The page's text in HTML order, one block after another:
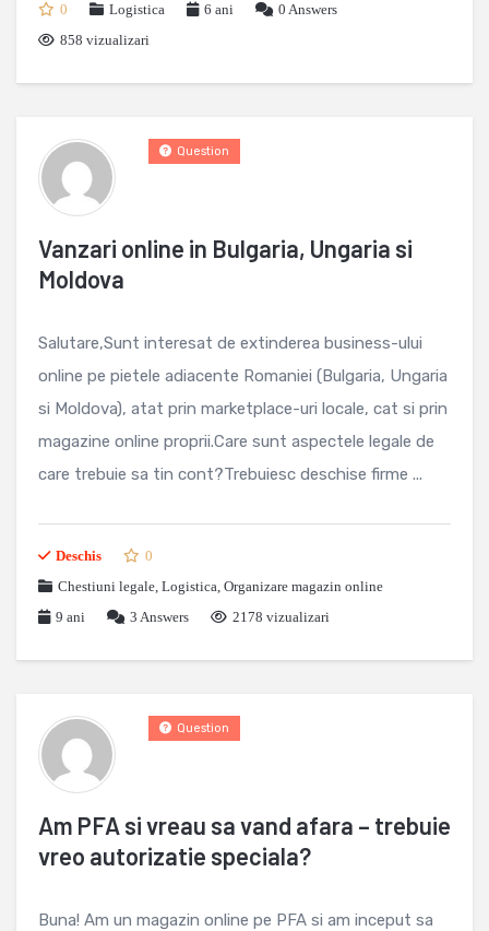
0 Logistica 6 ani 0 Answers
858 vizualizari
Vanzari online in Bulgaria, Ungaria si
Moldova
Question
Salutare,Sunt interesat de extinderea business-ului
online pe pietele adiacente Romaniei (Bulgaria, Ungaria
si Moldova), atat prin marketplace-uri locale, cat si prin
magazine online proprii.Care sunt aspectele legale de
care trebuie sa tin cont?Trebuiesc deschise firme ...
Deschis
0
Chestiuni legale, Logistica, Organizare magazin online
9 ani
3 Answers 2178 vizualizari
Am PFA si vreau sa vand afara – trebuie
vreo autorizatie speciala?
Question
Buna! Am un magazin online pe PFA si am inceput sa